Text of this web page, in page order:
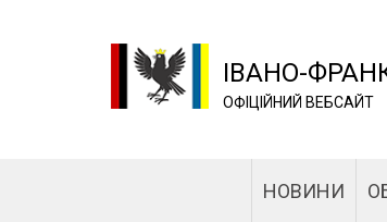
ІВАНО-
ОФІЦІЙНИЙ ВЕБСАЙТ
НОВИНИ